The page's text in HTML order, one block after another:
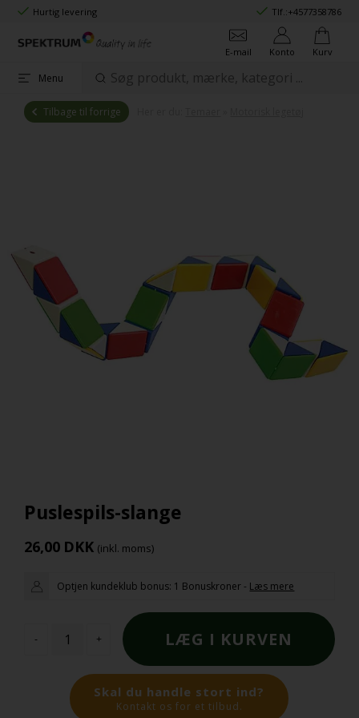
Hurtig levering Tlf.:+4577358786
E-mail Konto Kurv
Menu
Tilbage til forrige
Puslespils-slange
26,00 DKK (inkl. moms)
Optjen kundeklub bonus: 1 Bonuskroner - Læs mere
- +
Skal du handle stort ind?
Kontakt os for et tilbud.